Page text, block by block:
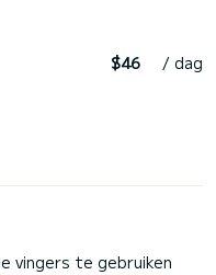
$46 / dag
vingers te gebruiken